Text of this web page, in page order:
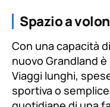
Spazio a
Con una capacità
nuovo Grandland
Viaggi lunghi,
sportiva o